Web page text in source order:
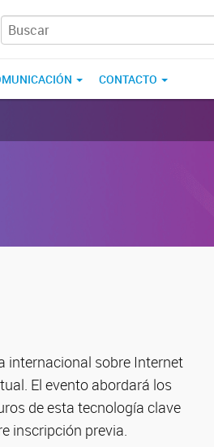
CONTACTO
internacional sobre Internet
El evento abordará los
de esta tecnología clave
inscripción previa.